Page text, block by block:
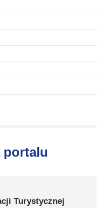
portalu
Turystycznej